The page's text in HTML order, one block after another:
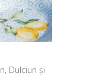
, Dulciuri și